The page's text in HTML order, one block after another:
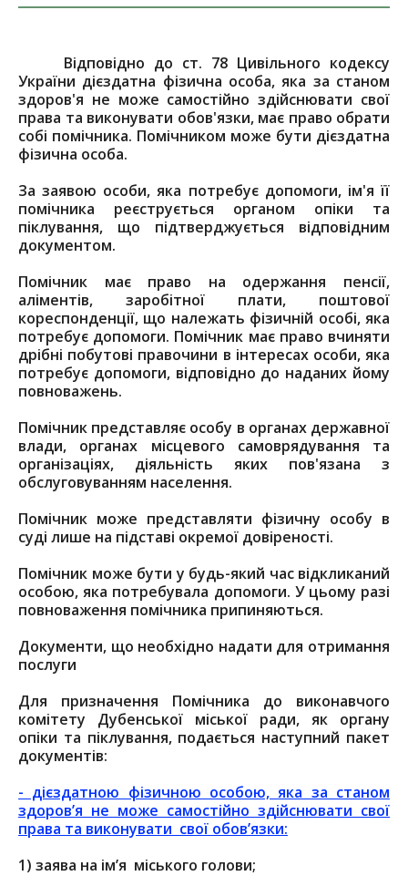
Відповідно до ст. 78 Цивільного кодексу
України дієздатна фізична особа, яка за станом
здоров'я не може самостійно здійснювати свої
права та виконувати обов'язки, має право обрати
собі помічника. Помічником може бути дієздатна
фізична особа.
За заявою особи, яка потребує допомоги, ім'я її
помічника реєструється органом опіки та
піклування, що підтверджується відповідним
документом.
Помічник має право на одержання пенсії,
аліментів, заробітної плати, поштової
кореспонденції, що належать фізичній особі, яка
потребує допомоги. Помічник має право вчиняти
дрібні побутові правочини в інтересах особи, яка
потребує допомоги, відповідно до наданих йому
повноважень.
Помічник представляє особу в органах державної
влади, органах місцевого самоврядування та
організаціях, діяльність яких пов'язана з
обслуговуванням населення.
Помічник може представляти фізичну особу в
суді лише на підставі окремої довіреності.
Помічник може бути у будь-який час відкликаний
особою, яка потребувала допомоги. У цьому разі
повноваження помічника припиняються.
Документи, що необхідно надати для отримання
послуги
Для призначення Помічника до виконавчого
комітету Дубенської міської ради, як органу
опіки та піклування, подається наступний пакет
документів:
- дієздатною фізичною особою, яка за станом
здоров’я не може самостійно здійснювати свої
права та виконувати свої обов’язки:
1) заява на ім’я міського голови;